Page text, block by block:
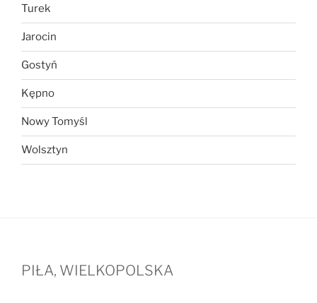
Turek
Jarocin
Gostyń
Kępno
Nowy Tomyśl
Wolsztyn
PIŁA, WIELKOPOLSKA